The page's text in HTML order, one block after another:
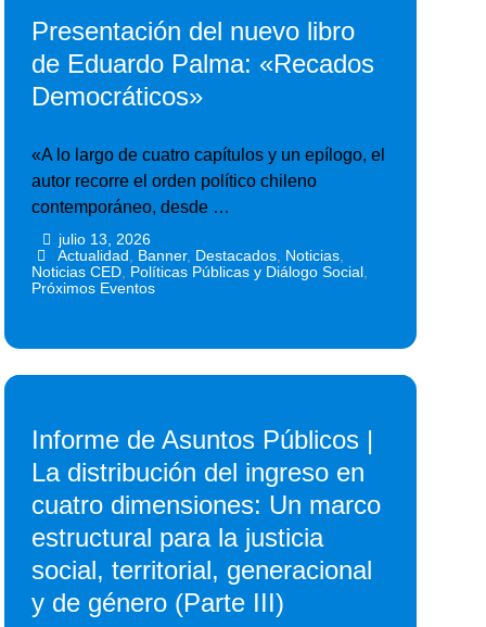
Presentación del nuevo libro
de Eduardo Palma: «Recados
Democráticos»
«A lo largo de cuatro capítulos y un epílogo, el
autor recorre el orden político chileno
contemporáneo, desde …
julio 13, 2026
Actualidad Banner, Destacados, Noticias,
Noticias CED Políticas Públicas y Diálogo Social
Próximos Eventos
Informe de Asuntos Públicos |
La distribución del ingreso en
cuatro dimensiones: Un marco
estructural para la justicia
social, territorial, generacional
y de género (Parte III)